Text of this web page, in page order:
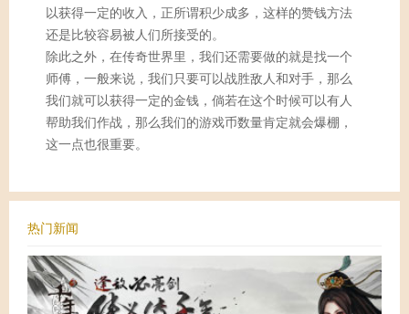
以获得一定的收入，正所谓积少成多，这样的赞钱方法
还是比较容易被人们所接受的。
除此之外，在传奇世界里，我们还需要做的就是找一个
师傅，一般来说，我们只要可以战胜敌人和对手，那么
我们就可以获得一定的金钱，倘若在这个时候可以有人
帮助我们作战，那么我们的游戏币数量肯定就会爆棚，
这一点也很重要。
热门新闻